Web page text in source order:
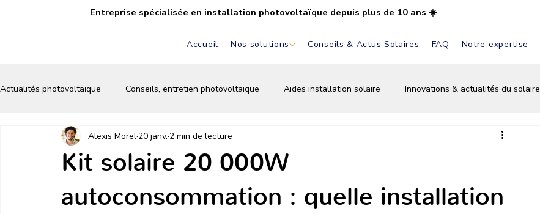
Entreprise spécialisée en installation photovoltaïque depuis plus de 10 ans ☀️
Accueil Nos solutions Conseils & Actus Solaires FAQ Notre expertise
Actualités photovoltaïque Conseils, entretien photovoltaïque Aides installation solaire Innovations & actualités du solaire
FAQ solaire & photovoltaïque Autoconsommation solaire Aides & primes solaires
Écologie & énergie verte Conseils & astuces solaires
Kit solaire 20 000W
autoconsommation : quelle installation
Alexis Morel 20 janv. 2 min de lecture